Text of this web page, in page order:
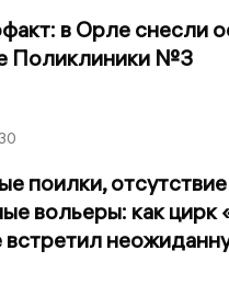
в Орле снесли
Поликлиники №3
поилки,
вольеры: как цирк